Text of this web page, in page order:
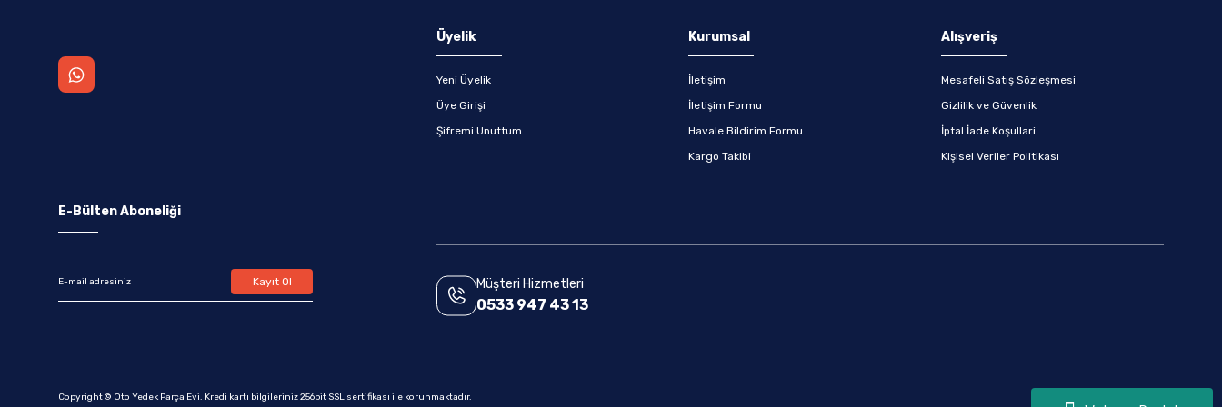
Üyelik
Yeni Üyelik
Üye Girişi
Şifremi Unuttum
Kurumsal
İletişim
İletişim Formu
Havale Bildirim Formu
Kargo Takibi
Alışveriş
Mesafeli Satış Sözleşmesi
Gizlilik ve Güvenlik
İptal İade Koşullari
Kişisel Veriler Politikası
E-Bülten Aboneliği
Kayıt Ol Müşteri Hizmetleri
0533 947 43 13
Copyright © Oto Yedek Parça Evi. Kredi kartı bilgileriniz 256bit SSL sertifikası ile korunmaktadır.